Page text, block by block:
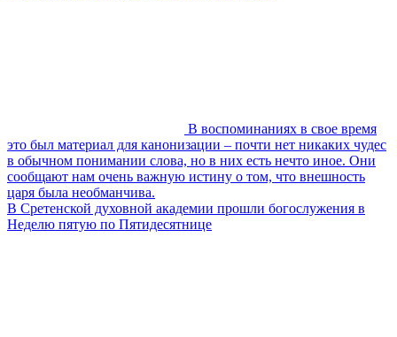
В воспоминаниях в свое время
это был материал для канонизации – почти нет никаких чудес
в обычном понимании слова, но в них есть нечто иное. Они
сообщают нам очень важную истину о том, что внешность
царя была необманчива.
В Сретенской духовной академии прошли богослужения в
Неделю пятую по Пятидесятнице